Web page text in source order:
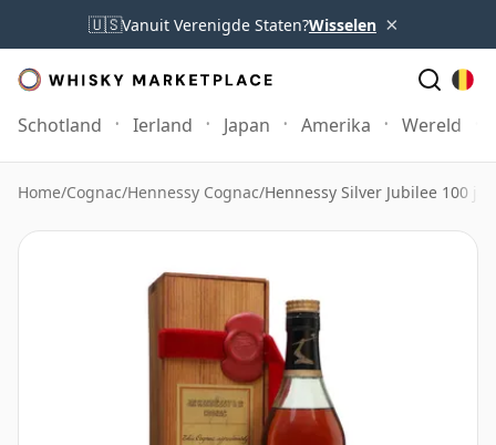
🇺🇸Vanuit Verenigde Staten?Wisselen ×
Schotland Ierland Japan Amerika Wereld
Home/Cognac/Hennessy Cognac/Hennessy Silver Jubilee 100